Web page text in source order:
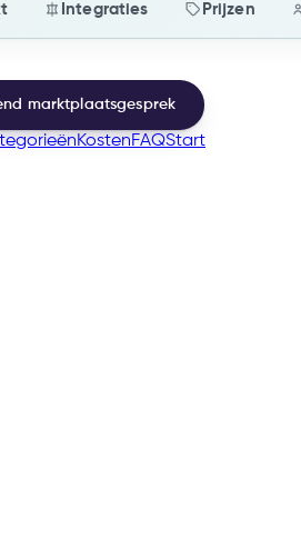
Integraties Prijzen
marktplaatsgesprek
KostenFAQStart